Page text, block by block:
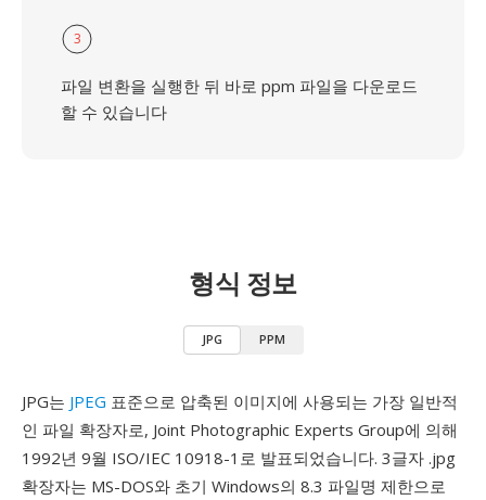
3
파일 변환을 실행한 뒤 바로 ppm 파일을 다운로드
할 수 있습니다
형식 정보
JPG PPM
JPG는 JPEG 표준으로 압축된 이미지에 사용되는 가장 일반적
인 파일 확장자로, Joint Photographic Experts Group에 의해
1992년 9월 ISO/IEC 10918-1로 발표되었습니다. 3글자 .jpg
확장자는 MS-DOS와 초기 Windows의 8.3 파일명 제한으로